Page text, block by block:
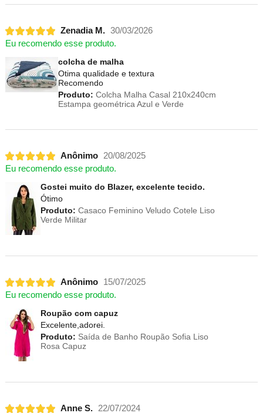
Zenadia M. 30/03/2026
Eu recomendo esse produto.
colcha de malha
Otima qualidade e textura
Recomendo
Produto: Colcha Malha Casal 210x240cm
Estampa geométrica Azul e Verde
Anônimo 20/08/2025
Eu recomendo esse produto.
Gostei muito do Blazer, excelente tecido.
Ótimo
Produto: Casaco Feminino Veludo Cotele Liso
Verde Militar
Anônimo
15/07/2025
Eu recomendo esse produto.
Roupão com capuz
Excelente,adorei.
Produto: Saída de Banho Roupão Sofia Liso
Rosa Capuz
Anne S. 22/07/2024